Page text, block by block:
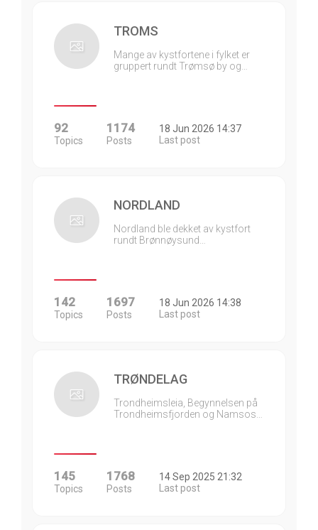
TROMS
Mange av kystfortene i fylket er
gruppert rundt Trømsø by og…
92
Topics
1174
Posts
18 Jun 2026 14:37
Last post
NORDLAND
Nordland ble dekket av kystfort
rundt Brønnøysund…
142
Topics
1697
Posts
18 Jun 2026 14:38
Last post
TRØNDELAG
Trondheimsleia, Begynnelsen på
Trondheimsfjorden og Namsos…
145
Topics
1768
Posts
14 Sep 2025 21:32
Last post